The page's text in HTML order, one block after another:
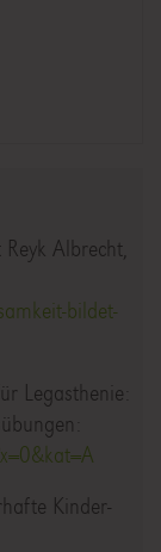
Albrecht,
bildet-
Legasthenie:
Kinder-